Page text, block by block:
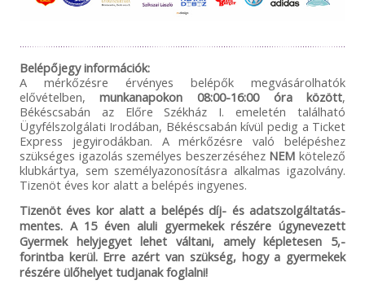
Belépőjegy információk:
A mérkőzésre érvényes belépők megvásárolhatók
elővételben,munkanapokon 08:00-16:00 óra között,
Békéscsabán az Előre Székház I. emeletén található
Ügyfélszolgálati Irodában, Békéscsabán kívül pedig a Ticket
Express jegyirodákban. A mérkőzésre való belépéshez
szükséges igazolás személyes beszerzéséhez NEMkötelező
klubkártya, sem személyazonosításra alkalmas igazolvány.
Tizenöt éves kor alatt a belépés ingyenes.
Tizenöt éves kor alatt a belépés díj- és adatszolgáltatás-
mentes. A 15 éven aluli gyermekek részére úgynevezett
Gyermek helyjegyet lehet váltani, amely képletesen 5,-
forintba kerül. Erre azért van szükség, hogy a gyermekek
részére ülőhelyet tudjanak foglalni!